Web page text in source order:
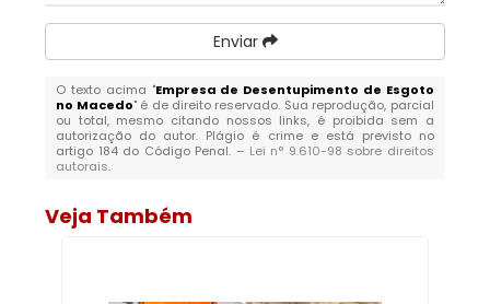
Enviar
O texto acima "Empresa de Desentupimento de Esgoto
no Macedo" é de direito reservado. Sua reprodução, parcial
ou total, mesmo citando nossos links, é proibida sem a
autorização do autor. Plágio é crime e está previsto no
artigo 184 do Código Penal. – Lei n° 9.610-98 sobre direitos
autorais.
Veja Também